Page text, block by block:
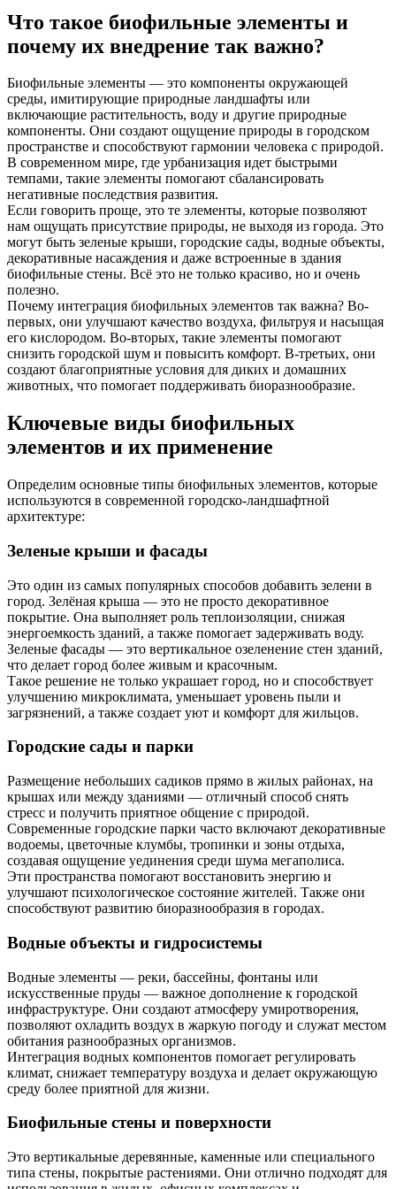
Что такое биофильные элементы и
почему их внедрение так важно?
Биофильные элементы — это компоненты окружающей
среды, имитирующие природные ландшафты или
включающие растительность, воду и другие природные
компоненты. Они создают ощущение природы в городском
пространстве и способствуют гармонии человека с природой.
В современном мире, где урбанизация идет быстрыми
темпами, такие элементы помогают сбалансировать
негативные последствия развития.
Если говорить проще, это те элементы, которые позволяют
нам ощущать присутствие природы, не выходя из города. Это
могут быть зеленые крыши, городские сады, водные объекты,
декоративные насаждения и даже встроенные в здания
биофильные стены. Всё это не только красиво, но и очень
полезно.
Почему интеграция биофильных элементов так важна? Во-
первых, они улучшают качество воздуха, фильтруя и насыщая
его кислородом. Во-вторых, такие элементы помогают
снизить городской шум и повысить комфорт. В-третьих, они
создают благоприятные условия для диких и домашних
животных, что помогает поддерживать биоразнообразие.
Ключевые виды биофильных
элементов и их применение
Определим основные типы биофильных элементов, которые
используются в современной городско-ландшафтной
архитектуре:
Зеленые крыши и фасады
Это один из самых популярных способов добавить зелени в
город. Зелёная крыша — это не просто декоративное
покрытие. Она выполняет роль теплоизоляции, снижая
энергоемкость зданий, а также помогает задерживать воду.
Зеленые фасады — это вертикальное озеленение стен зданий,
что делает город более живым и красочным.
Такое решение не только украшает город, но и способствует
улучшению микроклимата, уменьшает уровень пыли и
загрязнений, а также создает уют и комфорт для жильцов.
Городские сады и парки
Размещение небольших садиков прямо в жилых районах, на
крышах или между зданиями — отличный способ снять
стресс и получить приятное общение с природой.
Современные городские парки часто включают декоративные
водоемы, цветочные клумбы, тропинки и зоны отдыха,
создавая ощущение уединения среди шума мегаполиса.
Эти пространства помогают восстановить энергию и
улучшают психологическое состояние жителей. Также они
способствуют развитию биоразнообразия в городах.
Водные объекты и гидросистемы
Водные элементы — реки, бассейны, фонтаны или
искусственные пруды — важное дополнение к городской
инфраструктуре. Они создают атмосферу умиротворения,
позволяют охладить воздух в жаркую погоду и служат местом
обитания разнообразных организмов.
Интеграция водных компонентов помогает регулировать
климат, снижает температуру воздуха и делает окружающую
среду более приятной для жизни.
Биофильные стены и поверхности
Это вертикальные деревянные, каменные или специального
типа стены, покрытые растениями. Они отлично подходят для